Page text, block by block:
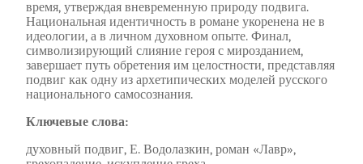
время, утверждая вневременную природу подвига.
Национальная идентичность в романе укоренена не в
идеологии, а в личном духовном опыте. Финал,
символизирующий слияние героя с мирозданием,
завершает путь обретения им целостности, представляя
подвиг как одну из архетипических моделей русского
национального самосознания.
Ключевые слова:
духовный подвиг, Е. Водолазкин, роман «Лавр»,